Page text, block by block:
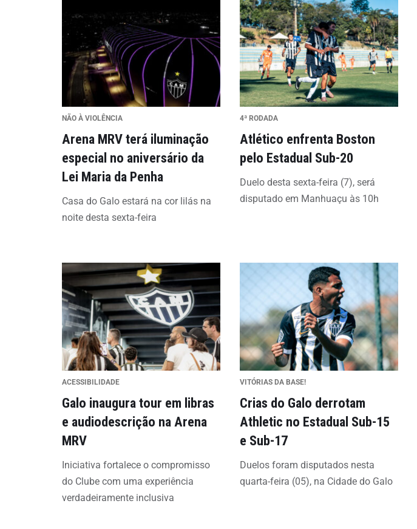
NÃO À VIOLÊNCIA
Arena MRV terá iluminação
especial no aniversário da
Lei Maria da Penha
Casa do Galo estará na cor lilás na
noite desta sexta-feira
4ª RODADA
Atlético enfrenta Boston
pelo Estadual Sub-20
Duelo desta sexta-feira (7), será
disputado em Manhuaçu às 10h
ACESSIBILIDADE
Galo inaugura tour em libras
e audiodescrição na Arena
MRV
Iniciativa fortalece o compromisso
do Clube com uma experiência
verdadeiramente inclusiva
VITÓRIAS DA BASE!
Crias do Galo derrotam
Athletic no Estadual Sub-15
e Sub-17
Duelos foram disputados nesta
quarta-feira (05), na Cidade do Galo